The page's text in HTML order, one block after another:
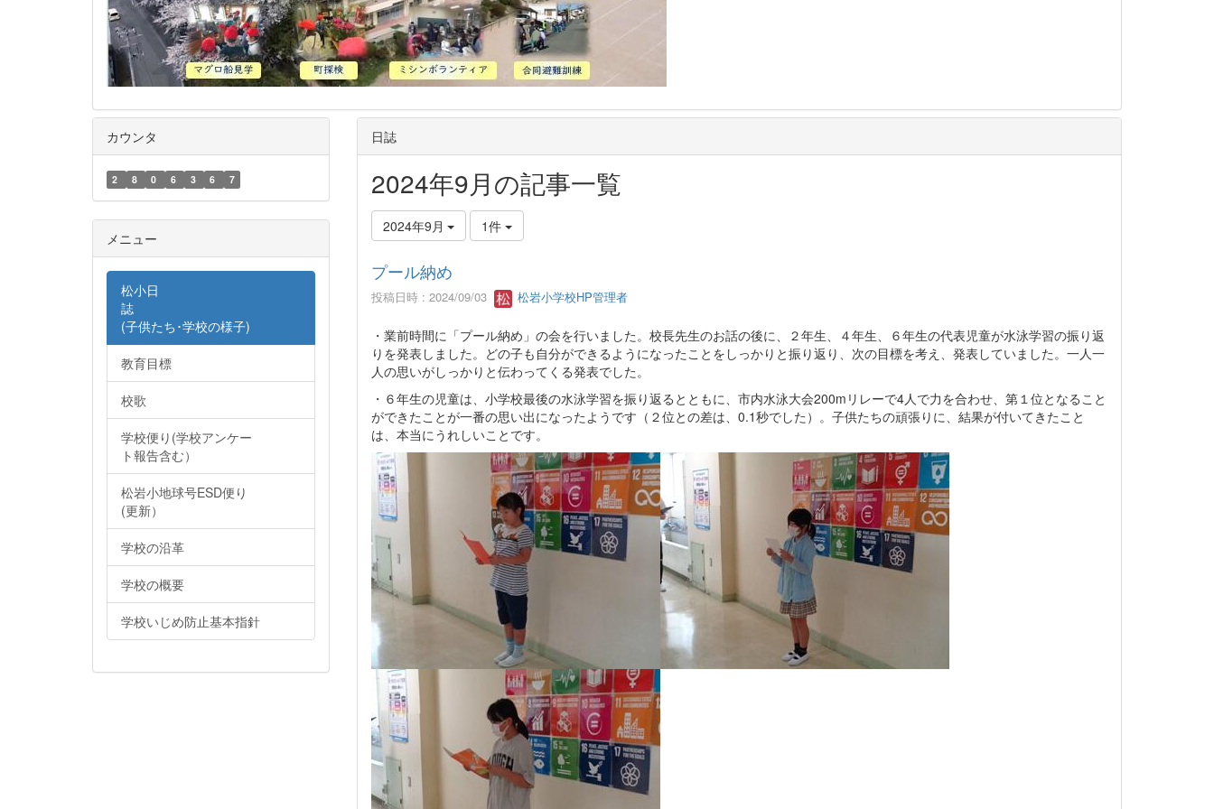
日誌
2024年9月の記事一覧
2024年9月 1件
プール納め
投稿日時 : 2024/09/03 松岩小学校HP管理者
・業前時間に「プール納め」の会を行いました。校長先生のお話の後に、２年生、４年生、６年生の代表児童が水泳学習の振り返
りを発表しました。どの子も自分ができるようになったことをしっかりと振り返り、次の目標を考え、発表していました。一人一
人の思いがしっかりと伝わってくる発表でした。
・６年生の児童は、小学校最後の水泳学習を振り返るとともに、市内水泳大会200mリレーで4人で力を合わせ、第１位となること
ができたことが一番の思い出になったようです（２位との差は、0.1秒でした）。子供たちの頑張りに、結果が付いてきたこと
は、本当にうれしいことです。
カウンタ
2 8 0 6 3 6 7
メニュー
松小日
誌
(子供たち･学校の様子)
教育目標
校歌
学校便り(学校アンケー
ト報告含む）
松岩小地球号ESD便り
(更新）
学校の沿革
学校の概要
学校いじめ防止基本指針